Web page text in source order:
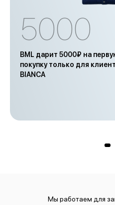
5000
BML дарит 5000₽ на
покупку только для
BIANCA
Мы работаем для